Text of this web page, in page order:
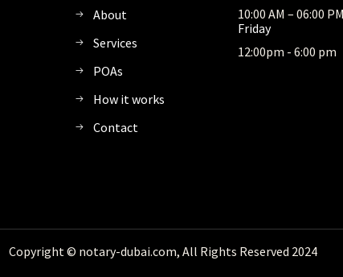
About
Services
POAs
How it works
Contact
10:00 AM – 06:00
Friday
12:00pm - 6:00 pm
Copyright © notary-dubai.com, All Rights Reserved 2024